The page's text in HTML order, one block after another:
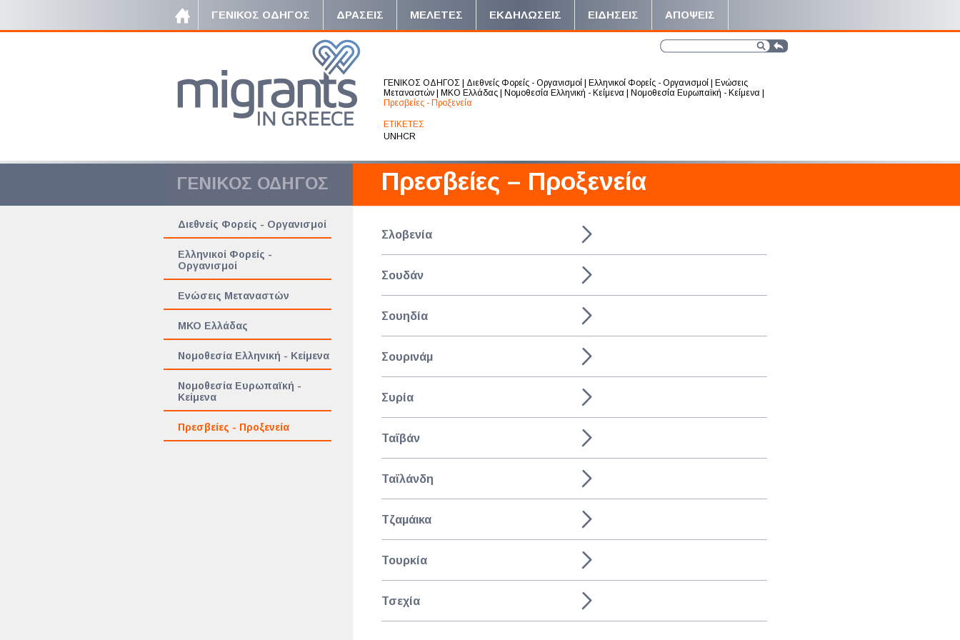
ΓΕΝΙΚΟΣ ΟΔΗΓΟΣ ΔΡΑΣΕΙΣ ΜΕΛΕΤΕΣ ΕΚΔΗΛΩΣΕΙΣ ΕΙΔΗΣΕΙΣ ΑΠΟΨΕΙΣ
ΓΕΝΙΚΟΣ ΟΔΗΓΟΣ| Διεθνείς Φορείς - Οργανισμοί| Ελληνικοί Φορείς - Οργανισμοί|
Ενώσεις
Μεταναστών| ΜΚΟ Ελλάδας| Νομοθεσία Ελληνική - Κείμενα Νομοθεσία Ευρωπαϊκή - Κείμενα
Πρεσβείες - Προξενεία
ΕΤΙΚΕΤΕΣ
UNHCR
ΓΕΝΙΚΟΣ ΟΔΗΓΟΣ
Διεθνείς Φορείς - Οργανισμοί
Ελληνικοί Φορείς -
Οργανισμοί
Ενώσεις Μεταναστών
ΜΚΟ Ελλάδας
Νομοθεσία Ελληνική - Κείμενα
Νομοθεσία Ευρωπαϊκή -
Κείμενα
Πρεσβείες - Προξενεία
Πρεσβείες – Προξενεία
Σλοβενία
Σουδάν
Σουηδία
Σουρινάμ
Συρία
Ταϊβάν
Ταϊλάνδη
Τζαμάικα
Τουρκία
Τσεχία